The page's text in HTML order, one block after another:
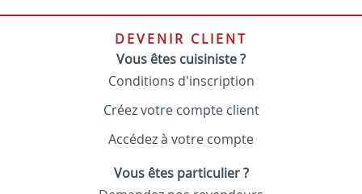
DEVENIR CLIENT
Vous êtes cuisiniste ?
Conditions d'inscription
Créez votre compte client
Accédez à votre compte
Vous êtes particulier ?